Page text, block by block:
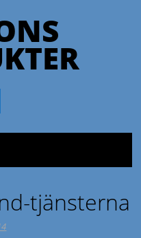
tjänsterna